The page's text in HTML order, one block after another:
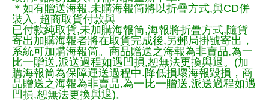
＊如有贈送海報,未購海報筒將以折疊方式,與CD併
裝入, 超商取貨付款與
已付款純取貨,未加購海報筒,海報將折疊方式,隨貨
寄出加購海報者將在取貨完成後,另郵局掛號寄出，
系統可加購海報筒。商品贈送之海報為非賣品,為一
比一贈送,派送過程如遇凹損,恕無法更換與退。(加
購海報筒為保障運送過程中.降低損壞海報毀損，商
品贈送之海報為非賣品,為一比一贈送,派送過程如遇
凹損,恕無法更換與退)。